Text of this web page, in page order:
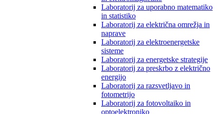
Laboratorij za uporabno matematiko
in statistiko
Laboratorij za električna omrežja in
naprave
Laboratorij za elektroenergetske
sisteme
Laboratorij za energetske strategije
Laboratorij za preskrbo z električno
energijo
Laboratorij za razsvetljavo in
fotometrijo
Laboratorij za fotovoltaiko in
optoelektroniko